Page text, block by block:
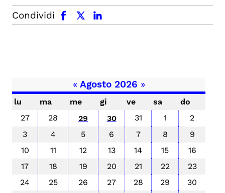
Condividi
facebook x.com linkedin
«Agosto 2026 »
lu ma me gi ve sa
do
27
28 29 30 31 1
2
3
4 5 6 7 8
9
10
11 12 13 14 15
16
17
18 19 20 21 22
23
24
25 26 27 28 29
30